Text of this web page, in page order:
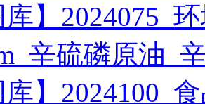
库】2024075_
辛硫磷原油_
库】2024100_